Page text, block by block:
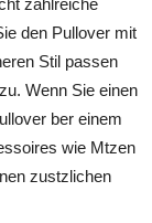
zahlreiche
den Pullover mit
Stil passen
Wenn Sie einen
ber einem
wie Mtzen
zustzlichen